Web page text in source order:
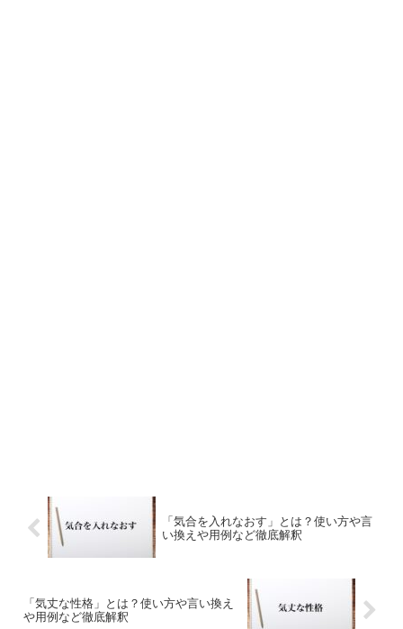
「気合を入れなおす」とは？使い方や言
い換えや用例など徹底解釈
「気丈な性格」とは？使い方や言い換え
や用例など徹底解釈